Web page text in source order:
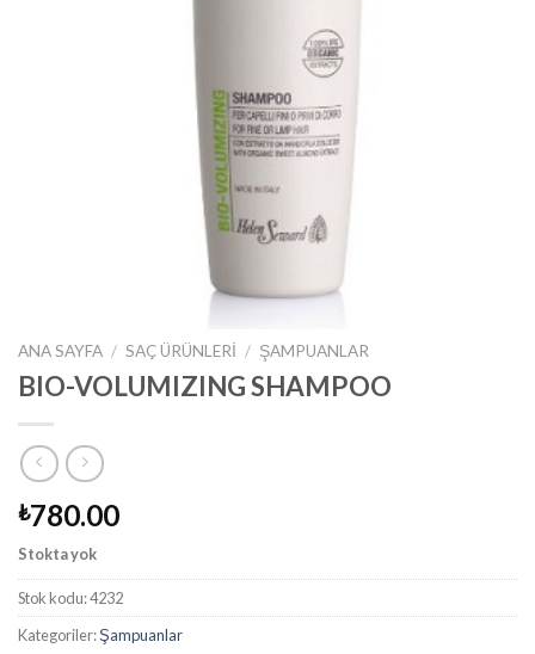
ANA SAYFA / SAÇ ÜRÜNLERI / ŞAMPUANLAR
BIO-VOLUMIZING SHAMPOO
₺780.00
Stokta yok
Stok kodu:4232
Kategoriler:Şampuanlar